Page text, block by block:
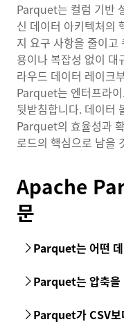
Parquet는 컬럼 기반
신 데이터 아키텍처의
지 요구 사항을 줄이고
용이나 복잡성 없이 대
라우드 데이터 레이크
Parquet는 엔터프라
뒷받침합니다. 데이터
Parquet의 효율성과
로드의 핵심으로 남을
Apache
문
Parquet는 어떤
같은 보다 복잡한 데이
볼 수 있는 계층적 데이
Parquet는 압축을
음으로써 효율성을 높
Parquet가 CSV보